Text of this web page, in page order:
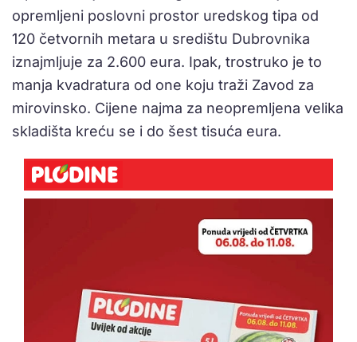
opremljeni poslovni prostor uredskog tipa od
120 četvornih metara u središtu Dubrovnika
iznajmljuje za 2.600 eura. Ipak, trostruko je to
manja kvadratura od one koju traži Zavod za
mirovinsko. Cijene najma za neopremljena velika
skladišta kreću se i do šest tisuća eura.